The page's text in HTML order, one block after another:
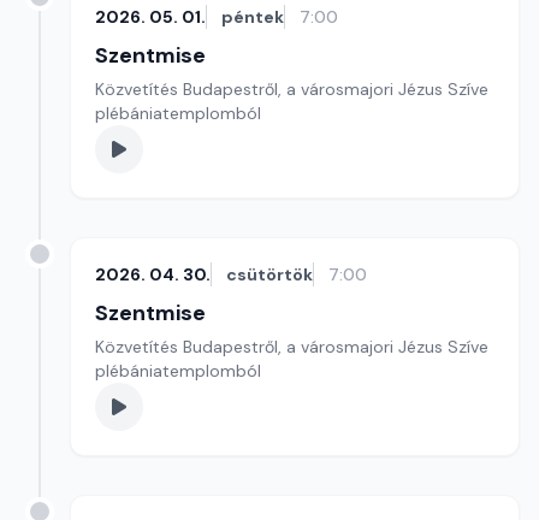
2026. 05. 01. péntek 7:00
Szentmise
Közvetítés Budapestről, a városmajori Jézus Szíve
plébániatemplomból
2026. 04. 30. csütörtök 7:00
Szentmise
Közvetítés Budapestről, a városmajori Jézus Szíve
plébániatemplomból